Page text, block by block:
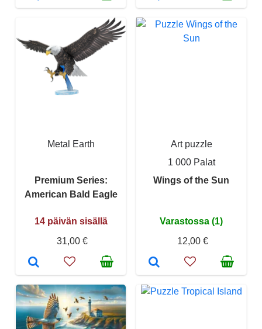
Metal Earth
Premium Series:
American Bald Eagle
14 päivän sisällä
31,00 €
Art puzzle
1 000 Palat
Wings of the Sun
Varastossa (1)
12,00 €